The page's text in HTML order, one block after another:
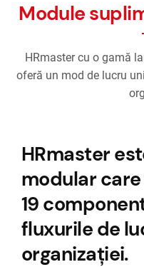
Module
HRmaster cu o gamă
oferă un mod de lucru
HRmaster
modular
19
fluxurile de
organizației.